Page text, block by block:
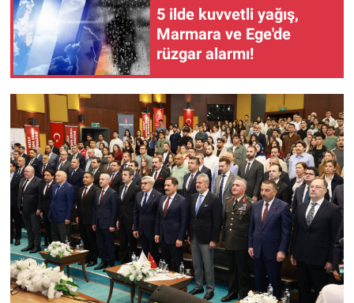
5 ilde kuvvetli yağış,
Marmara ve Ege'de
rüzgar alarmı!